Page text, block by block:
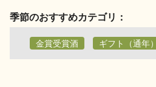
季節のおすすめカテゴリ：
金賞受賞酒 ギフト（通年）